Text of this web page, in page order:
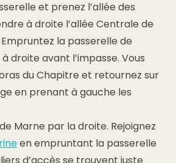
et prenez l’allée des
à droite l’allée Centrale de
Empruntez la passerelle de
droite avant l’impasse. Vous
du Chapitre et retournez sur
en prenant à gauche les
Marne par la droite. Rejoignez
en empruntant la passerelle